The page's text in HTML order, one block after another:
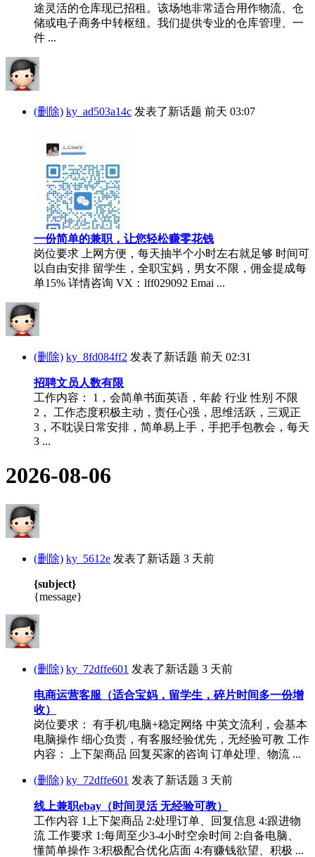
途灵活的仓库现已招租。该场地非常适合用作物流、仓
储或电子商务中转枢纽。我们提供专业的仓库管理、一
件 ...
(删除) ky_ad503a14c 发表了新话题 前天 03:07
一份简单的兼职，让您轻松赚零花钱
岗位要求 上网方便，每天抽半个小时左右就足够 时间可
以自由安排 留学生，全职宝妈，男女不限，佣金提成每
单15% 详情咨询 VX：lff029092 Emai ...
(删除) ky_8fd084ff2 发表了新话题 前天 02:31
招聘文员人数有限
工作内容： 1，会简单书面英语，年龄 行业 性别 不限
2， 工作态度积极主动，责任心强，思维活跃，三观正
3，不耽误日常安排，简单易上手，手把手包教会，每天
3 ...
2026-08-06
(删除) ky_5612e 发表了新话题 3 天前
{subject}
{message}
(删除) ky_72dffe601 发表了新话题 3 天前
电商运营客服（适合宝妈，留学生，碎片时间多一份增
收）
岗位要求： 有手机/电脑+稳定网络 中英文流利，会基本
电脑操作 细心负责，有客服经验优先，无经验可教 工作
内容： 上下架商品 回复买家的咨询 订单处理、物流 ...
(删除) ky_72dffe601 发表了新话题 3 天前
线上兼职ebay（时间灵活 无经验可教）
工作内容 1上下架商品 2:处理订单、回复信息 4:跟进物
流 工作要求 1:每周至少3-4小时空余时间 2:自备电脑、
懂简单操作 3:积极配合优化店面 4:有赚钱欲望、积极 ...